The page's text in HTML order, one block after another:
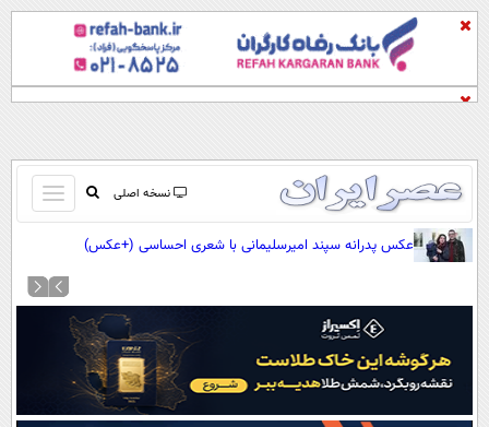
نسخه اصلی
باز
و
کردن
منو
صفحه اول
نظرسنجی
آب و هوا
عکس پدرانه سپند امیرسلیمانی با شعری احساسی (+عکس)